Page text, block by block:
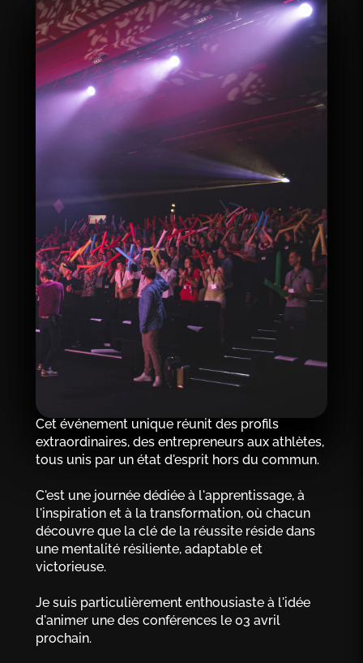
Cet événement unique réunit des profils
extraordinaires, des entrepreneurs aux athlètes,
tous unis par un état d'esprit hors du commun.
C'est une journée dédiée à l'apprentissage, à
l'inspiration et à la transformation, où chacun
découvre que la clé de la réussite réside dans
une mentalité résiliente, adaptable et
victorieuse.
Je suis particulièrement enthousiaste à l'idée
d'animer une des conférences le 03 avril
prochain.